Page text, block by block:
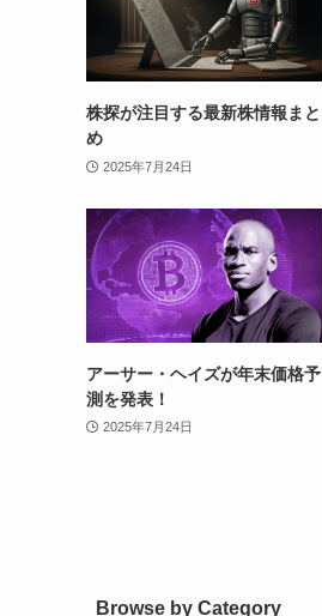
株探が注目する最新株情報まと
め
2025年7月24日
アーサー・ヘイズが年末価格予
測を発表！
2025年7月24日
Browse by Category